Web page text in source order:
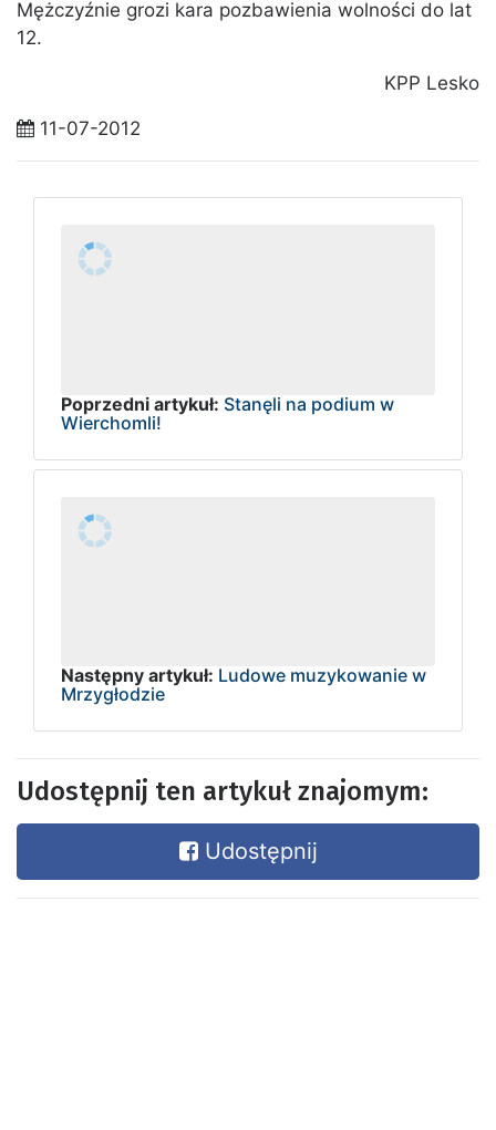
Mężczyźnie grozi kara pozbawienia wolności do lat
12.
KPP Lesko
11-07-2012
Poprzedni artykuł: Stanęli na podium w
Wierchomli!
Następny artykuł: Ludowe muzykowanie w
Mrzygłodzie
Udostępnij ten artykuł znajomym:
Udostępnij